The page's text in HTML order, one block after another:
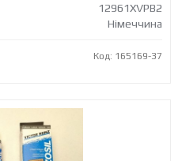
12961XVPB2
Німеччина
Код: 165169-37